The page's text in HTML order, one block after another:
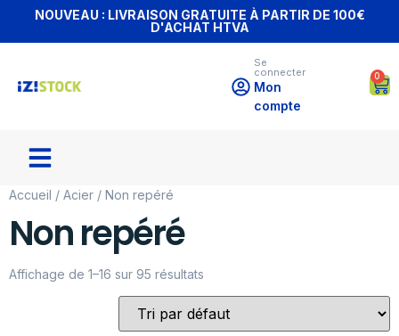
NOUVEAU : LIVRAISON GRATUITE À PARTIR DE 100€
D'ACHAT HTVA
Se
connecter
Mon
compte
0
Accueil / Acier / Non repéré
Non repéré
Affichage de 1–16 sur 95 résultats